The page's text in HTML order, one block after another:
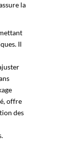
la
Il
offre
des